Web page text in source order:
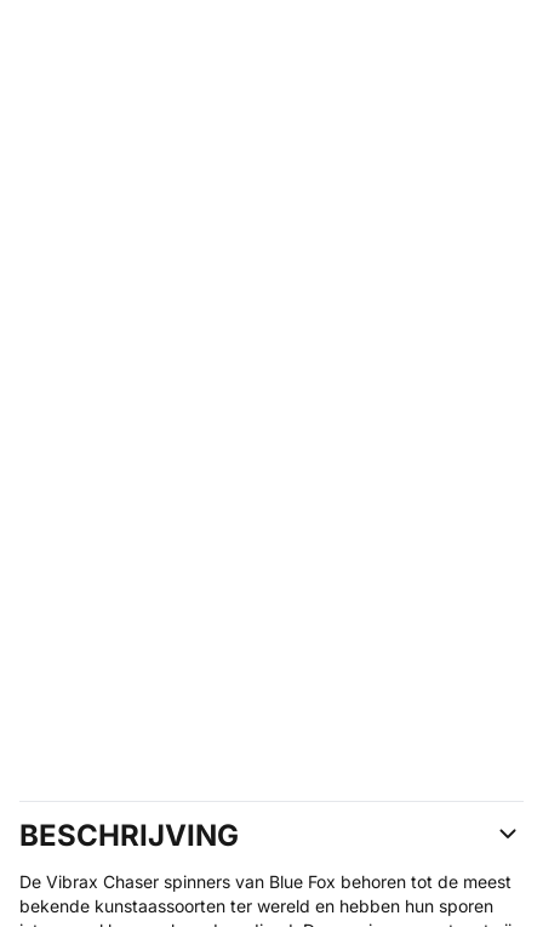
BESCHRIJVING
De Vibrax Chaser spinners van Blue Fox behoren tot de meest
bekende kunstaassoorten ter wereld en hebben hun sporen